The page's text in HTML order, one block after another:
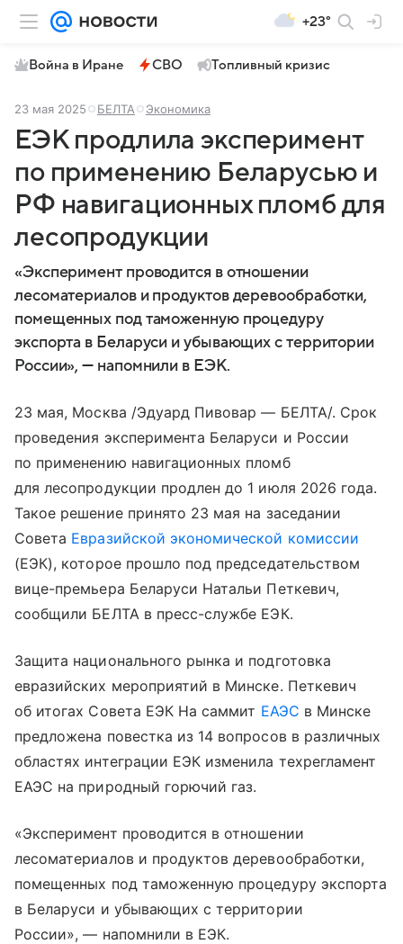
+23°
Война в Иране СВО Топливный кризис
23 мая 2025 БЕЛТА Экономика
ЕЭК продлила эксперимент
по применению Беларусью и
РФ навигационных пломб для
лесопродукции
«Эксперимент проводится в отношении
лесоматериалов и продуктов деревообработки,
помещенных под таможенную процедуру
экспорта в Беларуси и убывающих с территории
России», — напомнили в ЕЭК.
23 мая, Москва /Эдуард Пивовар — БЕЛТА/. Срок
проведения эксперимента Беларуси и России
по применению навигационных пломб
для лесопродукции продлен до 1 июля 2026 года.
Такое решение принято 23 мая на заседании
Совета Евразийской экономической комиссии
(ЕЭК), которое прошло под председательством
вице-премьера Беларуси Натальи Петкевич,
сообщили БЕЛТА в пресс-службе ЕЭК.
Защита национального рынка и подготовка
евразийских мероприятий в Минске. Петкевич
об итогах Совета ЕЭК На саммит ЕАЭС в Минске
предложена повестка из 14 вопросов в различных
областях интеграции ЕЭК изменила техрегламент
ЕАЭС на природный горючий газ.
«Эксперимент проводится в отношении
лесоматериалов и продуктов деревообработки,
помещенных под таможенную процедуру экспорта
в Беларуси и убывающих с территории
России», — напомнили в ЕЭК.